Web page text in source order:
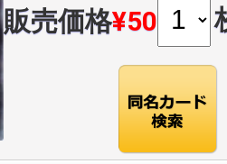
販売価格¥50